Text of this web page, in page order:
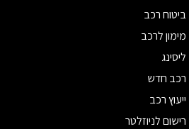
ביטוח רכב
מימון לרכב
ליסינג
רכב חדש
ייעוץ רכב
רישום לניוזלטר